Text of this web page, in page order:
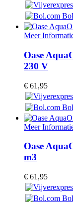
Meer
Oase
230 V
€ 61,95
Meer
Oase
m3
€ 61,95